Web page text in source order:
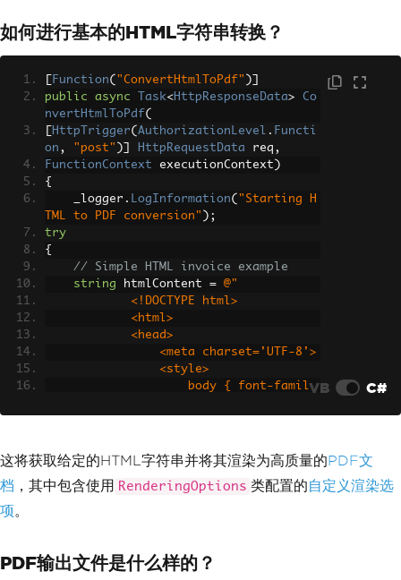
Mode
= IronPdf . Logging.Logger.LoggingM
}
如何进行基本的HTML字符串转换？
Function( "ConvertHtmlToPdf" )]
public
async Task<HttpResponseData>
Co
nvertHtmlToPdf(
HttpTrigger( AuthorizationLevel . Functi
on , "post" )] HttpRequestData req ,
FunctionContext executionContext )
{
    _logger
. LogInformation( "Starting H
TML to PDF conversion" );
try
{
// Simple HTML invoice example
string htmlContent =
@"
            <!DOCTYPE html>
            <html>
            <head>
                <meta charset='UTF-8'>
                <style>
}
                    .invoice-details {
margin: 20px 0; }
10px; text-align: left; border-bottom:
1px solid #ddd; }
VB C#
这将获取给定的HTML字符串并将其渲染为高质量的PDF文
档 ，其中包含使用 RenderingOptions 类配置的自定义渲染选
项。
PDF输出文件是什么样的？